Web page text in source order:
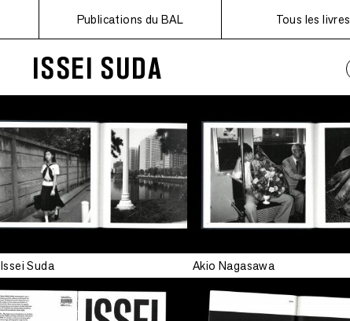
Publications du BAL Tous les livres
ISSEI SUDA
Issei Suda Akio Nagasawa